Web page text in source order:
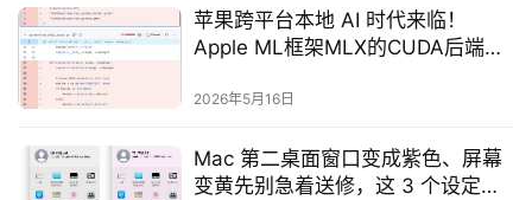
苹果跨平台本地 AI 时代来临！
Apple ML框架MLX的CUDA后端全
2026年5月16日
Mac 第二桌面窗口变成紫色、屏幕
变黄先别急着送修，这 3 个设定先